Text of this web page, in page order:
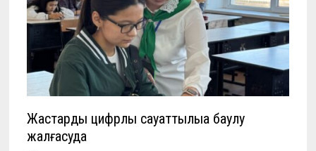
Жастарды цифрлық сауаттылыққа баулу
жалғасуда